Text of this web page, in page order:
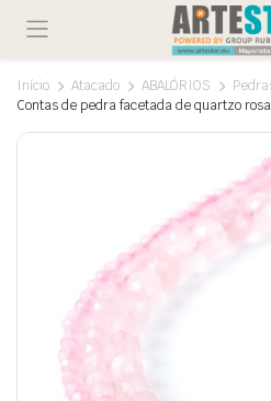
Início Atacado ABALÓRIOS
Contas de pedra facetada de quartzo rosa